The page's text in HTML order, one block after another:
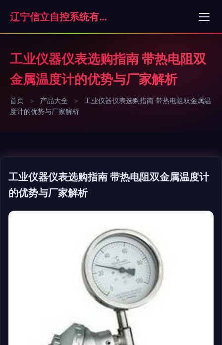
辽宁信立自控系统有限公司
工业仪器仪表选购指南 带热电阻双
金属温度计的优势与厂家解析
首页 > 产品大全 >
工业仪器仪表选购指南 带热电阻双金属温
度计的优势与厂家解析
工业仪器仪表选购指南 带热电阻双金属温度计
的优势与厂家解析